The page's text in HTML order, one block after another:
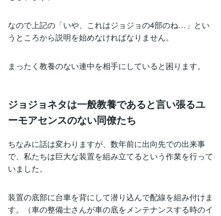
なので上記の「いや、これはジョジョの4部のね…」とい
うところから説明を始めなければなりません。
まったく教養のない連中を相手にしていると困ります。
ジョジョネタは一般教養であると言い張るユ
ーモアセンスのない同僚たち
ちなみに話は変わりますが、数年前に出向先での出来事
で、私たちは巨大な装置を組み立てるという作業を行って
いました。
装置の底部に台車を背にして潜り込んで配線を組み付けま
す。（車の整備士さんが車の底をメンテナンスする時のイ